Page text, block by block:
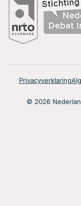
Privacyverklaring
© 2026